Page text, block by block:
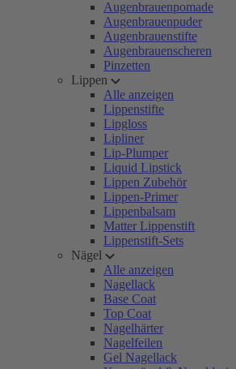
Augenbrauenpomade
Augenbrauenpuder
Augenbrauenstifte
Augenbrauenscheren
Pinzetten
Lippen
Alle anzeigen
Lippenstifte
Lipgloss
Lipliner
Lip-Plumper
Liquid Lipstick
Lippen Zubehör
Lippen-Primer
Lippenbalsam
Matter Lippenstift
Lippenstift-Sets
Nägel
Alle anzeigen
Nagellack
Base Coat
Top Coat
Nagelhärter
Nagelfeilen
Gel Nagellack